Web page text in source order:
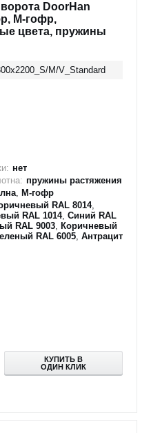
DoorHan
M-гофр,
цвета, пружины
M/V_Standard
нет
пружины растяжения
, M-гофр
RAL 8014,
RAL 1014, Синий RAL
RAL 9003, Коричневый
RAL 6005, Антрацит
КУПИТЬ В
ОДИН КЛИК